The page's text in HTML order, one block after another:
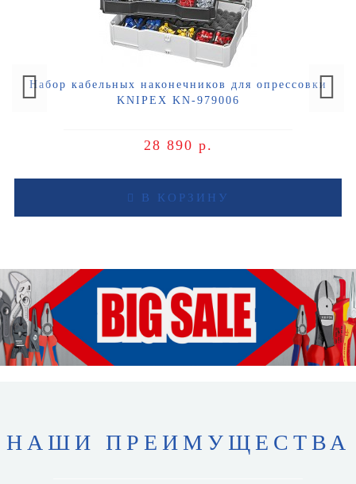
Набор кабельных наконечников для опрессовки
KNIPEX KN-979006
28 890 р.
В КОРЗИНУ
НАШИ ПРЕИМУЩЕСТВА